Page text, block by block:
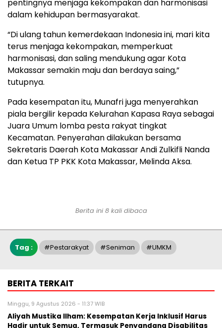
pentingnya menjaga kekompakan dan harmonisasi
dalam kehidupan bermasyarakat.
“Di ulang tahun kemerdekaan Indonesia ini, mari kita
terus menjaga kekompakan, memperkuat
harmonisasi, dan saling mendukung agar Kota
Makassar semakin maju dan berdaya saing,”
tutupnya.
Pada kesempatan itu, Munafri juga menyerahkan
piala bergilir kepada Kelurahan Kapasa Raya sebagai
Juara Umum lomba pesta rakyat tingkat
Kecamatan. Penyerahan dilakukan bersama
Sekretaris Daerah Kota Makassar Andi Zulkifli Nanda
dan Ketua TP PKK Kota Makassar, Melinda Aksa.
Berita ini 8 kali dibaca
Tag : #pestarakyat #seniman #UMKM
BERITA TERKAIT
Minggu, 9 Agustus 2026 - 11:37 WIB
Aliyah Mustika Ilham: Kesempatan Kerja Inklusif Harus
Hadir untuk Semua, Termasuk Penyandang Disabilitas